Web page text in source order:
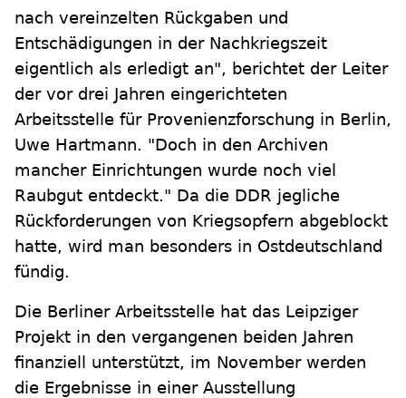
nach vereinzelten Rückgaben und
Entschädigungen in der Nachkriegszeit
eigentlich als erledigt an", berichtet der Leiter
der vor drei Jahren eingerichteten
Arbeitsstelle für Provenienzforschung in Berlin,
Uwe Hartmann. "Doch in den Archiven
mancher Einrichtungen wurde noch viel
Raubgut entdeckt." Da die DDR jegliche
Rückforderungen von Kriegsopfern abgeblockt
hatte, wird man besonders in Ostdeutschland
fündig.
Die Berliner Arbeitsstelle hat das Leipziger
Projekt in den vergangenen beiden Jahren
finanziell unterstützt, im November werden
die Ergebnisse in einer Ausstellung